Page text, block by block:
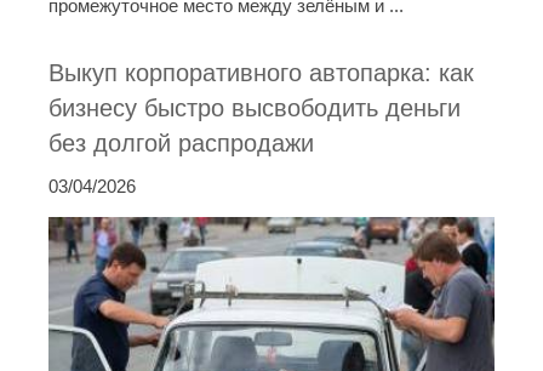
промежуточное место между зелёным и ...
Выкуп корпоративного автопарка: как
бизнесу быстро высвободить деньги
без долгой распродажи
03/04/2026